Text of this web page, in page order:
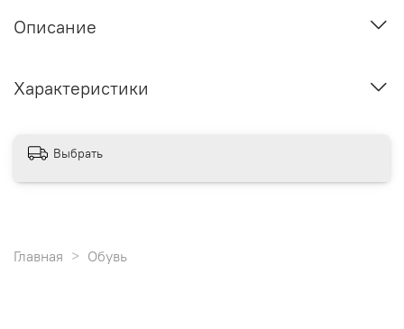
Описание
Характеристики
Выбрать
Главная Обувь